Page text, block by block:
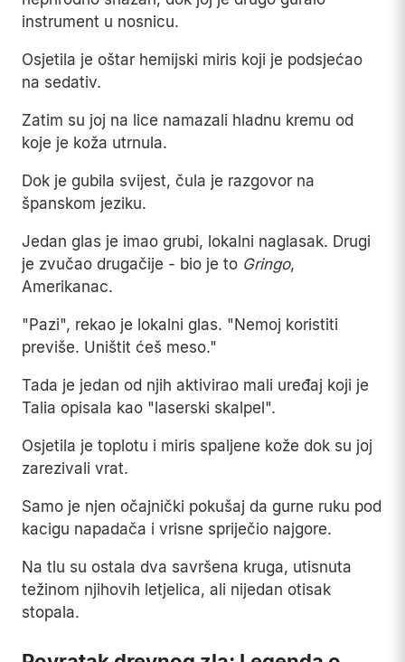
instrument u nosnicu.
Osjetila je oštar hemijski miris koji je podsjećao
na sedativ.
Zatim su joj na lice namazali hladnu kremu od
koje je koža utrnula.
Dok je gubila svijest, čula je razgovor na
španskom jeziku.
Jedan glas je imao grubi, lokalni naglasak. Drugi
je zvučao drugačije - bio je to Gringo,
Amerikanac.
"Pazi", rekao je lokalni glas. "Nemoj koristiti
previše. Uništit ćeš meso."
Tada je jedan od njih aktivirao mali uređaj koji je
Talia opisala kao "laserski skalpel".
Osjetila je toplotu i miris spaljene kože dok su joj
zarezivali vrat.
Samo je njen očajnički pokušaj da gurne ruku pod
kacigu napadača i vrisne spriječio najgore.
Na tlu su ostala dva savršena kruga, utisnuta
težinom njihovih letjelica, ali nijedan otisak
stopala.